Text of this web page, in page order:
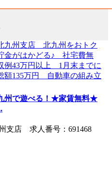
州で遊べる！★家賃無料★
支店 求人番号：691468